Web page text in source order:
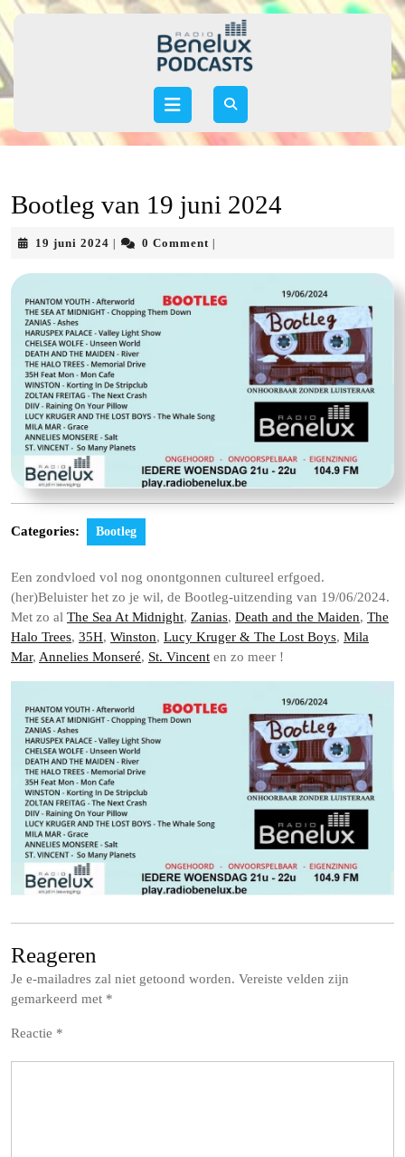
Skip
to
Open
Bootleg van 19 juni 2024
19 juni 2024 19
2024
0 Comment
Categories: Bootleg
Een zondvloed vol nog onontgonnen cultureel erfgoed.
(her)Beluister het zo je wil, de Bootleg-uitzending van 19/06/2024.
Met zo al The Sea At Midnight, Zanias, Death and the Maiden, The
Halo Trees, 35H, Winston, Lucy Kruger & The Lost Boys, Mila
Mar, Annelies Monseré, St. Vincent en zo meer !
Reageren
Je e-mailadres zal niet getoond worden. Vereiste velden zijn
gemarkeerd met *
Reactie *